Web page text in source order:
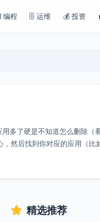
程 🗄️ 运维 💰 投资
多了硬是不知道怎么删除
然后找到你对应的应用（比
精选推荐